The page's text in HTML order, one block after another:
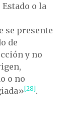
o la
se presente
de
y no
o no
[28].